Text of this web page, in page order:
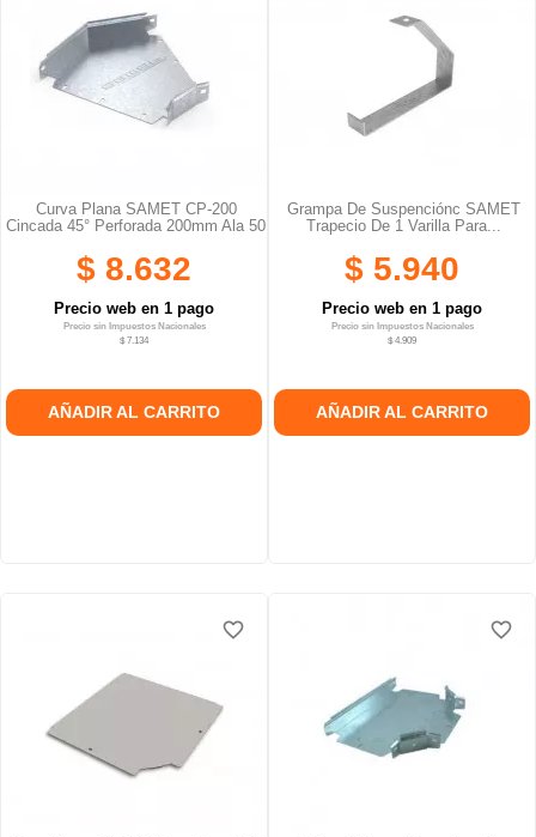
Curva Plana SAMET CP-200
Cincada 45° Perforada 200mm Ala 50
$ 8.632
Precio web en 1 pago
Precio sin Impuestos Nacionales
$ 7.134
AÑADIR AL CARRITO
Grampa De Suspenciónc SAMET
Trapecio De 1 Varilla Para...
$ 5.940
Precio web en 1 pago
Precio sin Impuestos Nacionales
$ 4.909
AÑADIR AL CARRITO
favorite_border
favorite_border
favorite_border favorite_border
favorite_border
favorite_border